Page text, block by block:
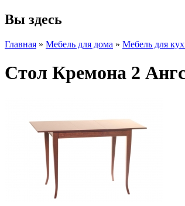
Вы здесь
Главная » Мебель для дома » Мебель для
Стол Кремона 2